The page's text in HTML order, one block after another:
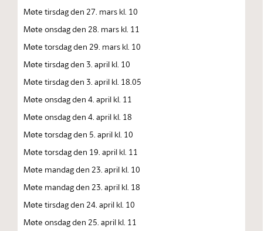
Møte tirsdag den 27. mars kl. 10
Møte onsdag den 28. mars kl. 11
Møte torsdag den 29. mars kl. 10
Møte tirsdag den 3. april kl. 10
Møte tirsdag den 3. april kl. 18.05
Møte onsdag den 4. april kl. 11
Møte onsdag den 4. april kl. 18
Møte torsdag den 5. april kl. 10
Møte torsdag den 19. april kl. 11
Møte mandag den 23. april kl. 10
Møte mandag den 23. april kl. 18
Møte tirsdag den 24. april kl. 10
Møte onsdag den 25. april kl. 11